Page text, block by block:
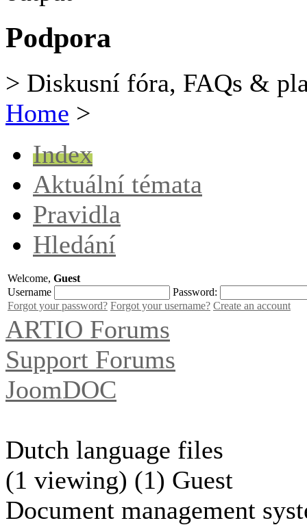
Podpora
> Diskusní fóra, FAQs &
Home >
Index
Aktuální témata
Pravidla
Hledání
Welcome, Guest
Username
Password:
Forgot your password? Forgot your username? Create an account
ARTIO Forums
Support Forums
JoomDOC
Dutch language files
(1 viewing) (1) Guest
Document management